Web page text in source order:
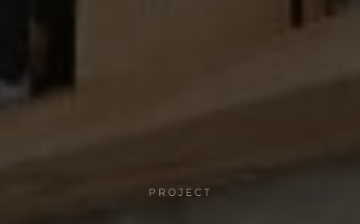
PROJECT